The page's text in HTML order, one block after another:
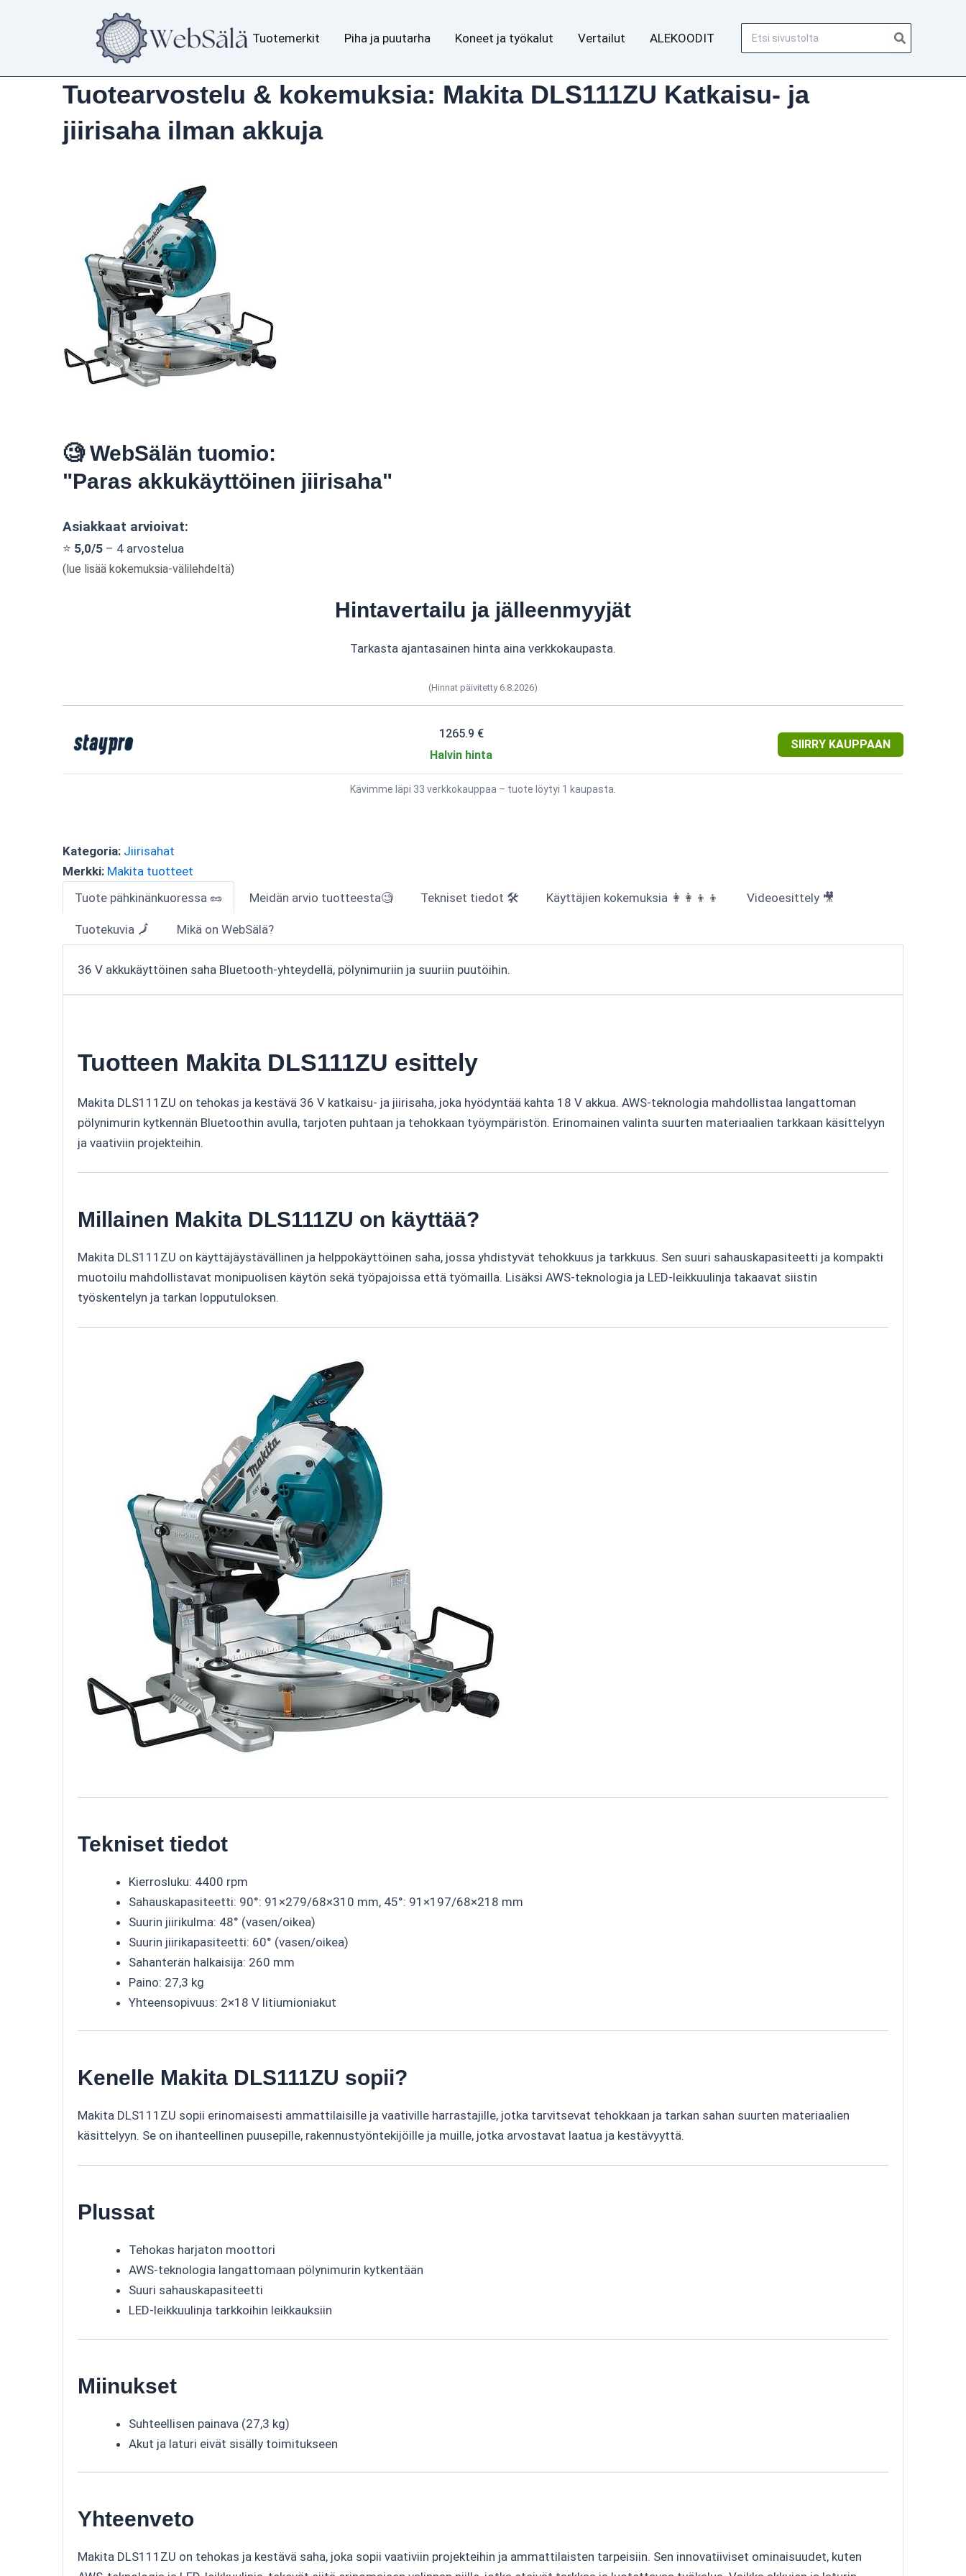
Tuotemerkit Piha ja puutarha Koneet ja työkalut Vertailut ALEKOODIT
Tuotearvostelu & kokemuksia: Makita DLS111ZU Katkaisu- ja
jiirisaha ilman akkuja
🧐 WebSälän tuomio:
"Paras akkukäyttöinen jiirisaha"
Asiakkaat arvioivat:
⭐ 5,0/5 – 4 arvostelua
(lue lisää kokemuksia-välilehdeltä)
Hintavertailu ja jälleenmyyjät
Tarkasta ajantasainen hinta aina verkkokaupasta.
(Hinnat päivitetty 6.8.2026)
1265.9 €
Halvin hinta
SIIRRY KAUPPAAN
Kävimme läpi 33 verkkokauppaa – tuote löytyi 1 kaupasta.
Kategoria: Jiirisahat
Merkki: Makita tuotteet
Tuote pähkinänkuoressa 🥜
Meidän arvio tuotteesta🧐 Tekniset tiedot 🛠 Käyttäjien kokemuksia 👩‍👩‍👦‍👦 Videoesittely 🎥
Tuotekuvia 🗾 Mikä on WebSälä?
36 V akkukäyttöinen saha Bluetooth-yhteydellä, pölynimuriin ja suuriin puutöihin.
Tuotteen Makita DLS111ZU esittely
Makita DLS111ZU on tehokas ja kestävä 36 V katkaisu- ja jiirisaha, joka hyödyntää kahta 18 V akkua. AWS-teknologia mahdollistaa langattoman
pölynimurin kytkennän Bluetoothin avulla, tarjoten puhtaan ja tehokkaan työympäristön. Erinomainen valinta suurten materiaalien tarkkaan käsittelyyn
ja vaativiin projekteihin.
Millainen Makita DLS111ZU on käyttää?
Makita DLS111ZU on käyttäjäystävällinen ja helppokäyttöinen saha, jossa yhdistyvät tehokkuus ja tarkkuus. Sen suuri sahauskapasiteetti ja kompakti
muotoilu mahdollistavat monipuolisen käytön sekä työpajoissa että työmailla. Lisäksi AWS-teknologia ja LED-leikkuulinja takaavat siistin
työskentelyn ja tarkan lopputuloksen.
Tekniset tiedot
Kierrosluku: 4400 rpm
Sahauskapasiteetti: 90°: 91×279/68×310 mm, 45°: 91×197/68×218 mm
Suurin jiirikulma: 48° (vasen/oikea)
Suurin jiirikapasiteetti: 60° (vasen/oikea)
Sahanterän halkaisija: 260 mm
Paino: 27,3 kg
Yhteensopivuus: 2×18 V litiumioniakut
Kenelle Makita DLS111ZU sopii?
Makita DLS111ZU sopii erinomaisesti ammattilaisille ja vaativille harrastajille, jotka tarvitsevat tehokkaan ja tarkan sahan suurten materiaalien
käsittelyyn. Se on ihanteellinen puusepille, rakennustyöntekijöille ja muille, jotka arvostavat laatua ja kestävyyttä.
Plussat
Tehokas harjaton moottori
AWS-teknologia langattomaan pölynimurin kytkentään
Suuri sahauskapasiteetti
LED-leikkuulinja tarkkoihin leikkauksiin
Miinukset
Suhteellisen painava (27,3 kg)
Akut ja laturi eivät sisälly toimitukseen
Yhteenveto
Makita DLS111ZU on tehokas ja kestävä saha, joka sopii vaativiin projekteihin ja ammattilaisten tarpeisiin. Sen innovatiiviset ominaisuudet, kuten